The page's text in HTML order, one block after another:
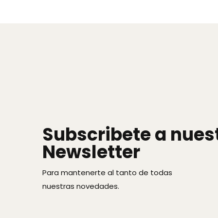
Subscribete a
Newsletter
Para mantenerte al tanto de todas
nuestras novedades.